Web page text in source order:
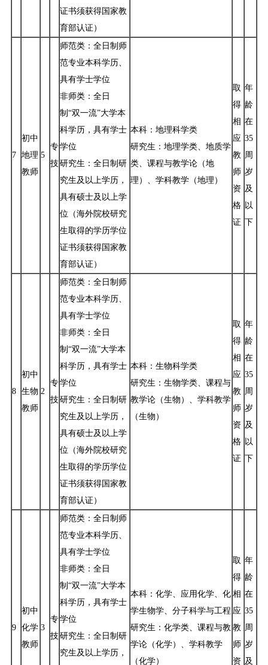
证书须获得国家教
育部认证）
7
初中
地理
教师
5
专
技
师范类：全日制师
范专业本科学历、
具有学士学位
非师类：全日
制“双一流”大学本
科学历，具有学士
学位
研究生：全日制研
究生及以上学历，
具有硕士及以上学
位（海外院校研究
生取得的学历学位
证书须获得国家教
育部认证）
本科：地理科学类
研究生：地理学类、地质学
类、课程与教学论（地
理）、学科教学（地理）
取
得
相
应
教
师
资
格
证
年
龄
在
35
周
岁
及
以
下
8
初中
生物
教师
2
专
技
师范类：全日制师
范专业本科学历、
具有学士学位
非师类：全日
制“双一流”大学本
科学历，具有学士
学位
研究生：全日制研
究生及以上学历，
具有硕士及以上学
位（海外院校研究
生取得的学历学位
证书须获得国家教
育部认证）
本科：生物科学类
研究生：生物学类、课程与
教学论（生物）、学科教学
（生物）
取
得
相
应
教
师
资
格
证
年
龄
在
35
周
岁
及
以
下
9
初中
化学
教师
3
专
技
师范类：全日制师
范专业本科学历、
具有学士学位
非师类：全日
制“双一流”大学本
科学历，具有学士
学位
研究生：全日制研
究生及以上学历，
本科：化学、应用化学、化
学生物学、分子科学与工程
研究生：化学类、课程与教
学论（化学）、学科教学
（化学）
取
得
相
应
教
师
资
年
龄
在
35
周
岁
及